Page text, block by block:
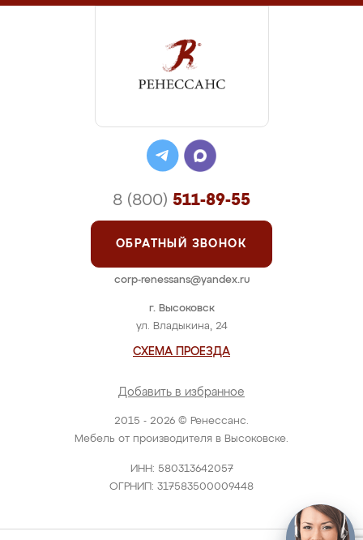
2015 - 2026 © Ренессанс.
Мебель от производителя в Высоковске.
ИНН: 580313642057
ОГРНИП: 317583500009448
г. Высоковск
ул. Владыкина, 24
СХЕМА ПРОЕЗДА
Добавить в избранное
8 (800) 511-89-55
ОБРАТНЫЙ ЗВОНОК
corp-renessans@yandex.ru